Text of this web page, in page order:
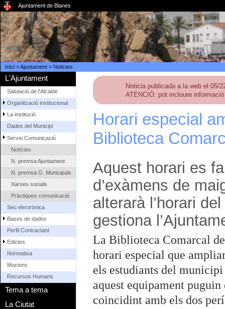
Ajuntament de Blanes
Inici>Ajuntament> Noticies
L'Ajuntament
Salutació de l'Alcalde
Organització institucional
La institució
Dades del Municipi
Servei Comunicació
Notícies
N. premsa Ajuntament
N. premsa G. Municipals
Xarxes socials
Pràctiques comunicació
Seu electrònica
Bases de dades
Perfil Contractant
Edictes
Normativa
Mocions
Recursos Humans
Tema a tema
La Ciutat
Noticia publicada a la web el 05/
ATENCIÓ: pot incloure
Horari especial
Biblioteca
Aquest horari es
d’exàmens de
alterarà l’horari
gestiona
La Biblioteca Comarcal
horari especial que
els estudiants del
aquest equipament
coincidint amb els dos